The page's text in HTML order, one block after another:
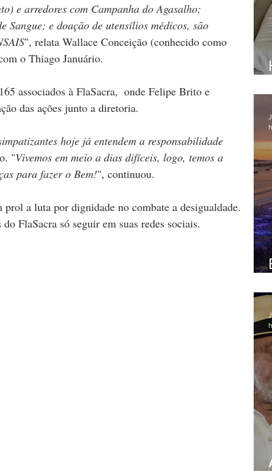
e arredores com Campanha do Agasalho;
Sangue; e doação de utensílios médicos, são
", relata Wallace Conceição (conhecido como
o Thiago Januário.
associados à FlaSacra,  onde Felipe Brito e
das ações junto a diretoria.
hoje já entendem a responsabilidade
"Vivemos em meio a dias difíceis, logo, temos a
para fazer o Bem!", continuou.
prol a luta por dignidade no combate a desigualdade.
FlaSacra só seguir em suas redes sociais.